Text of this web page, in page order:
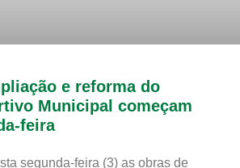
e reforma do
Municipal começam
feira
segunda-feira (3) as obras de